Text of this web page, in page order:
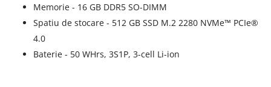
Memorie - 16 GB DDR5 SO-DIMM
Spatiu de stocare - 512 GB SSD M.2 2280 NVMe™ PCIe®
4.0
Baterie - 50 WHrs, 3S1P, 3-cell Li-ion